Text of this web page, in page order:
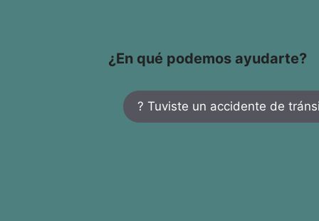
¿En qué podemos ayudarte?
? Tuviste un accidente de